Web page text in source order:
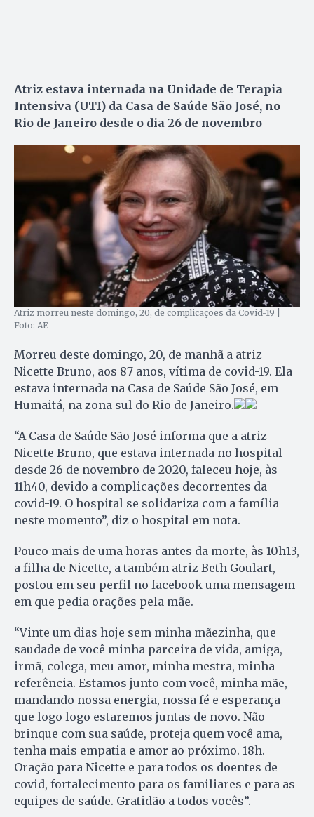
Atriz estava internada na Unidade de Terapia
Intensiva (UTI) da Casa de Saúde São José, no
Rio de Janeiro desde o dia 26 de novembro
Atriz morreu neste domingo, 20, de complicações da Covid-19 |
Foto: AE
Morreu deste domingo, 20, de manhã a atriz
Nicette Bruno, aos 87 anos, vítima de covid-19. Ela
estava internada na Casa de Saúde São José, em
Humaitá, na zona sul do Rio de Janeiro.
“A Casa de Saúde São José informa que a atriz
Nicette Bruno, que estava internada no hospital
desde 26 de novembro de 2020, faleceu hoje, às
11h40, devido a complicações decorrentes da
covid-19. O hospital se solidariza com a família
neste momento”, diz o hospital em nota.
Pouco mais de uma horas antes da morte, às 10h13,
a filha de Nicette, a também atriz Beth Goulart,
postou em seu perfil no facebook uma mensagem
em que pedia orações pela mãe.
“Vinte um dias hoje sem minha mãezinha, que
saudade de você minha parceira de vida, amiga,
irmã, colega, meu amor, minha mestra, minha
referência. Estamos junto com você, minha mãe,
mandando nossa energia, nossa fé e esperança
que logo logo estaremos juntas de novo. Não
brinque com sua saúde, proteja quem você ama,
tenha mais empatia e amor ao próximo. 18h.
Oração para Nicette e para todos os doentes de
covid, fortalecimento para os familiares e para as
equipes de saúde. Gratidão a todos vocês”.